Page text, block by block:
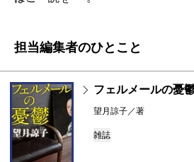
担当編集者のひとこと
フェルメールの憂
望月諒子／著
雑誌